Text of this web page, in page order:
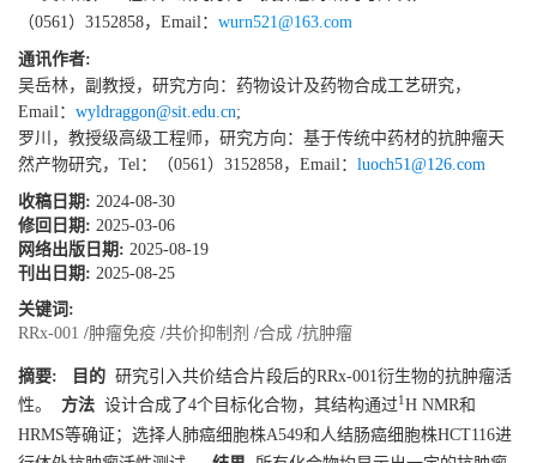
（0561）3152858，Email： wurn521@163.com
通讯作者:
吴岳林，副教授，研究方向：药物设计及药物合成工艺研究，
Email： wyldraggon@sit.edu.cn;
罗川，教授级高级工程师，研究方向：基于传统中药材的抗肿瘤天
然产物研究，Tel：（0561）3152858，Email： luoch51@126.com
收稿日期: 2024-08-30
修回日期: 2025-03-06
网络出版日期: 2025-08-19
刊出日期: 2025-08-25
关键词:
RRx-001 /肿瘤免疫 /共价抑制剂 /合成 /抗肿瘤
摘要: 目的 研究引入共价结合片段后的RRx-001衍生物的抗肿瘤活
性。
方法 设计合成了4个目标化合物，其结构通过1 H NMR和
HRMS等确证；选择人肺癌细胞株A549和人结肠癌细胞株HCT116进